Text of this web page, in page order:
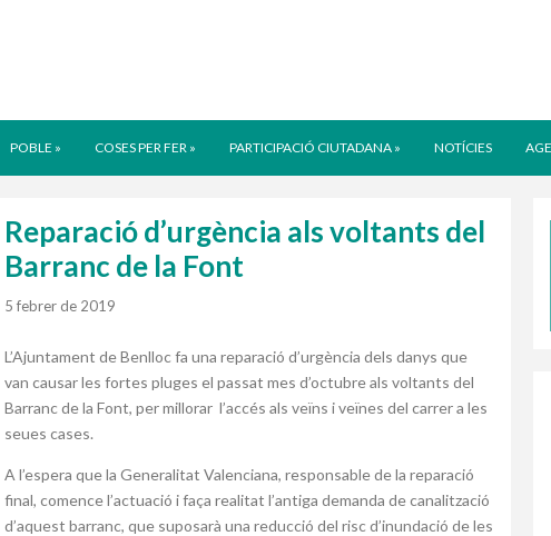
POBLE » COSES PER FER » PARTICIPACIÓ CIUTADANA » NOTÍCIES
Reparació d’urgència als voltants del
Barranc de la Font
5 febrer de 2019
L’Ajuntament de Benlloc fa una reparació d’urgència dels danys que
van causar les fortes pluges el passat mes d’octubre als voltants del
Barranc de la Font, per millorar l’accés als veïns i veïnes del carrer a les
seues cases.
A l’espera que la Generalitat Valenciana, responsable de la reparació
final, comence l’actuació i faça realitat l’antiga demanda de canalització
d’aquest barranc, que suposarà una reducció del risc d’inundació de les